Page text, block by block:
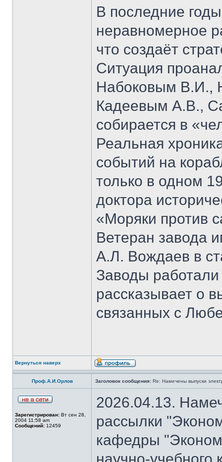
В последние
неравномерное
что создаёт
Ситуация
Набоковым В.И.,
Кадеевым А.В.,
собирается в
Реальная
событий на
только в одном
доктора
«Моряки против
Ветеран завода
А.Л. Вождаев в
Заводы
рассказывает о
связанных с
Вернуться наверх
Проф.А.И.Орлов Заголовок сообщения: Re: Намечены выпуски
Зарегистрирован: Вт сен 28,
2004 11:58 am
Сообщений: 12459
2026.04.13.
рассылки
кафедры